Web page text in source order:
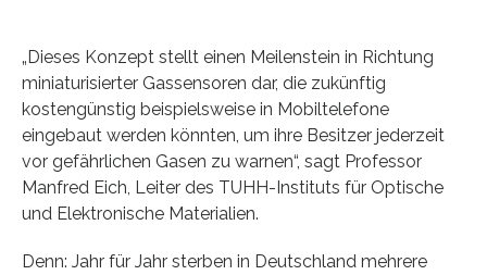
„Dieses Konzept stellt einen Meilenstein in Richtung
miniaturisierter Gassensoren dar, die zukünftig
kostengünstig beispielsweise in Mobiltelefone
eingebaut werden könnten, um ihre Besitzer jederzeit
vor gefährlichen Gasen zu warnen“, sagt Professor
Manfred Eich, Leiter des TUHH-Instituts für Optische
und Elektronische Materialien.
Denn: Jahr für Jahr sterben in Deutschland mehrere